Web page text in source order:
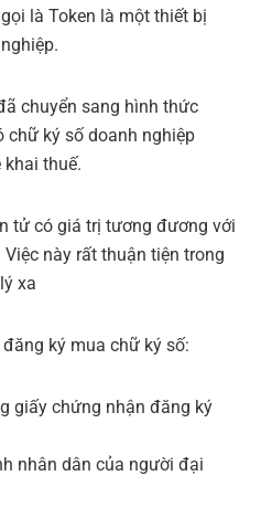
là Token là một thiết bị
chuyển sang hình thức
chữ ký số doanh nghiệp
khai thuế.
tử có giá trị tương đương với
này rất thuận tiện trong
xa
ký mua chữ ký số:
giấy chứng nhận đăng ký
nhân dân của người đại